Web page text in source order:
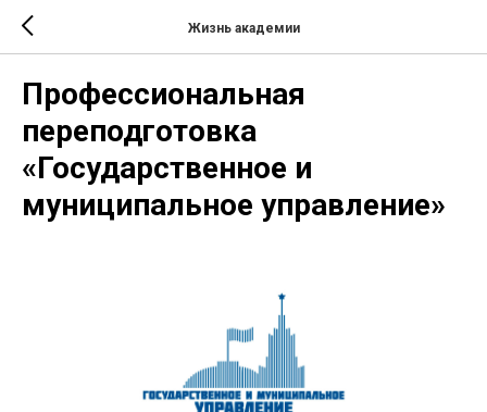
Жизнь академии
Профессиональная
переподготовка
«Государственное и
муниципальное управление»